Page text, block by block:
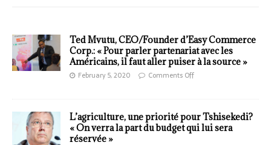
Ted Mvutu, CEO/Founder d’Easy Commerce
Corp.: « Pour parler partenariat avec les
Américains, il faut aller puiser à la source »
February 5, 2020 Comments Off
L’agriculture, une priorité pour Tshisekedi?
« On verra la part du budget qui lui sera
réservée »